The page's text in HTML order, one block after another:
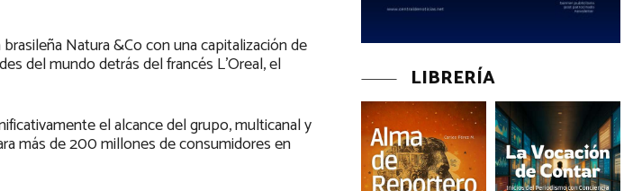
Natura &Co con una capitalización de
del mundo detrás del francés L’Oreal, el
el alcance del grupo, multicanal y
más de 200 millones de consumidores en
LIBRERÍA